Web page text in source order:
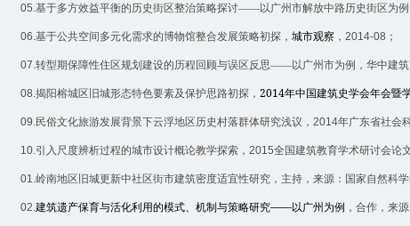
05. 基于多方效益平衡的历史街区整治策略探讨——以广州市解放中路历史街区为例
06. 基于公共空间多元化需求的博物馆整合发展策略初探， 城市观察 ， 2014-08 ；
07. 转型期保障性住区规划建设的历程回顾与误区反思——以广州市为例，华中建筑
08. 揭阳榕城区旧城形态特色要素及保护思路初探， 2014年中国建筑史学会年会暨
09. 民俗文化旅游发展背景下云浮地区历史村落群体研究浅议， 2014年广东省社会
10. 引入尺度辨析过程的城市设计概论教学探索， 2015全国建筑教育学术研讨会论
01. 岭南地区旧城更新中社区街市建筑密度适宜性研究，主持，来源：国家自然科
02. 建筑遗产保育与活化利用的模式、机制与策略研究——以广州为例 ，合作，来源